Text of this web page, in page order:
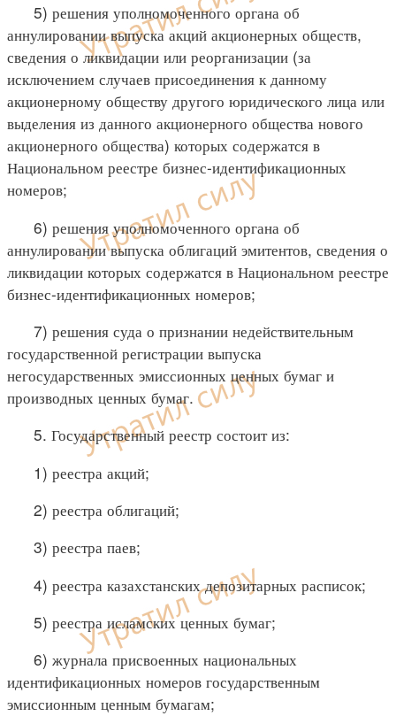
5) решения уполномоченного органа об
аннулировании выпуска акций акционерных обществ,
сведения о ликвидации или реорганизации (за
исключением случаев присоединения к данному
акционерному обществу другого юридического лица или
выделения из данного акционерного общества нового
акционерного общества) которых содержатся в
Национальном реестре бизнес-идентификационных
номеров;
6) решения уполномоченного органа об
аннулировании выпуска облигаций эмитентов, сведения о
ликвидации которых содержатся в Национальном реестре
бизнес-идентификационных номеров;
7) решения суда о признании недействительным
государственной регистрации выпуска
негосударственных эмиссионных ценных бумаг и
производных ценных бумаг.
5. Государственный реестр состоит из:
1) реестра акций;
2) реестра облигаций;
3) реестра паев;
4) реестра казахстанских депозитарных расписок;
5) реестра исламских ценных бумаг;
6) журнала присвоенных национальных
идентификационных номеров государственным
эмиссионным ценным бумагам;